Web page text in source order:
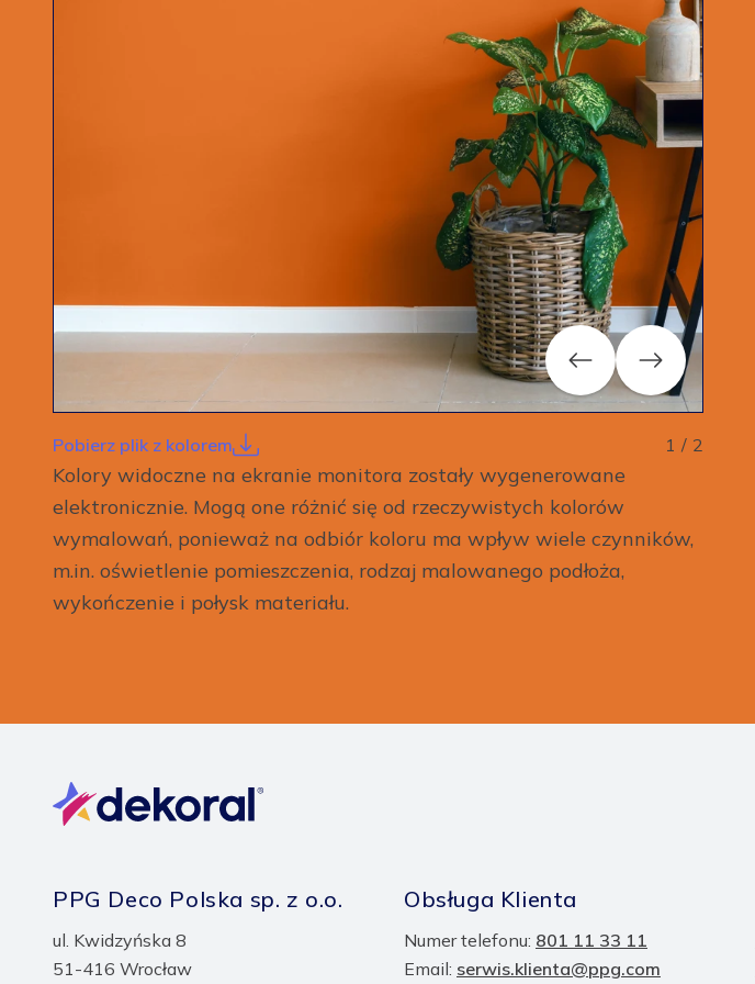
Previous Next
Pobierz plik z kolorem 1 / 2
Kolory widoczne na ekranie monitora zostały wygenerowane
elektronicznie. Mogą one różnić się od rzeczywistych kolorów
wymalowań, ponieważ na odbiór koloru ma wpływ wiele czynników,
m.in. oświetlenie pomieszczenia, rodzaj malowanego podłoża,
wykończenie i połysk materiału.
PPG Deco Polska sp. z o.o.
ul. Kwidzyńska 8
51-416 Wrocław
Obsługa Klienta
Numer telefonu: 801 11 33 11
Email: serwis.klienta@ppg.com